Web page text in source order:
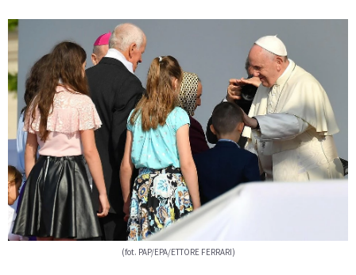
(fot. PAP/EPA/ETTORE FERRARI)